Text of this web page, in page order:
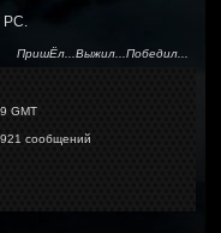
PC.
ПришЁл...Выжил...Победил...
GMT
сообщений